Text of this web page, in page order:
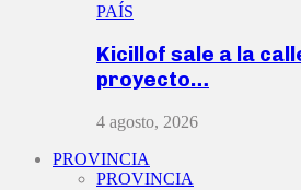
PAÍS
Kicillof sale a la
proyecto…
4 agosto, 2026
PROVINCIA
PROVINCIA